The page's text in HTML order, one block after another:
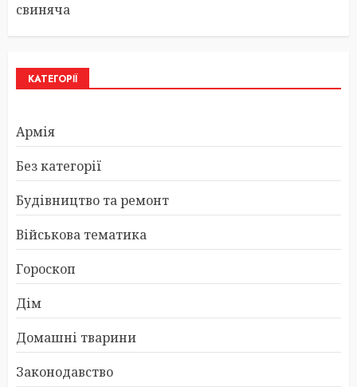
свиняча
КАТЕГОРІЇ
Армія
Без категорії
Будівництво та ремонт
Військова тематика
Гороскоп
Дім
Домашні тварини
Законодавство